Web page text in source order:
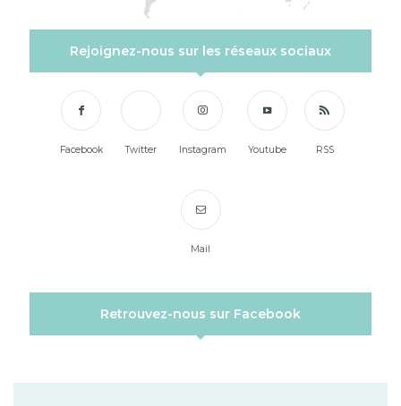
Rejoignez-nous sur les réseaux sociaux
Facebook Twitter Instagram Youtube RSS
Mail
Retrouvez-nous sur Facebook